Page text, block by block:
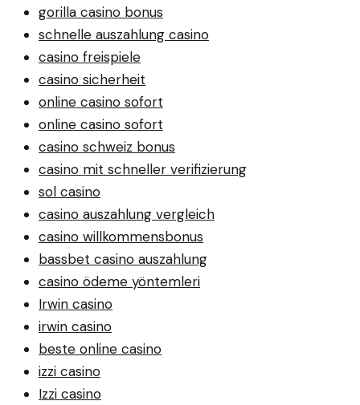
gorilla casino bonus
schnelle auszahlung casino
casino freispiele
casino sicherheit
online casino sofort
online casino sofort
casino schweiz bonus
casino mit schneller verifizierung
sol casino
casino auszahlung vergleich
casino willkommensbonus
bassbet casino auszahlung
casino ödeme yöntemleri
Irwin casino
irwin casino
beste online casino
izzi casino
Izzi casino